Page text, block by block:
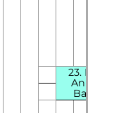
23.
Anne de
Bavière